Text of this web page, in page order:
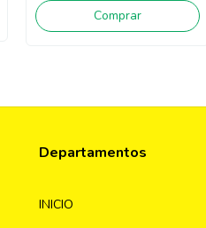
Comprar
Departamentos
INICIO